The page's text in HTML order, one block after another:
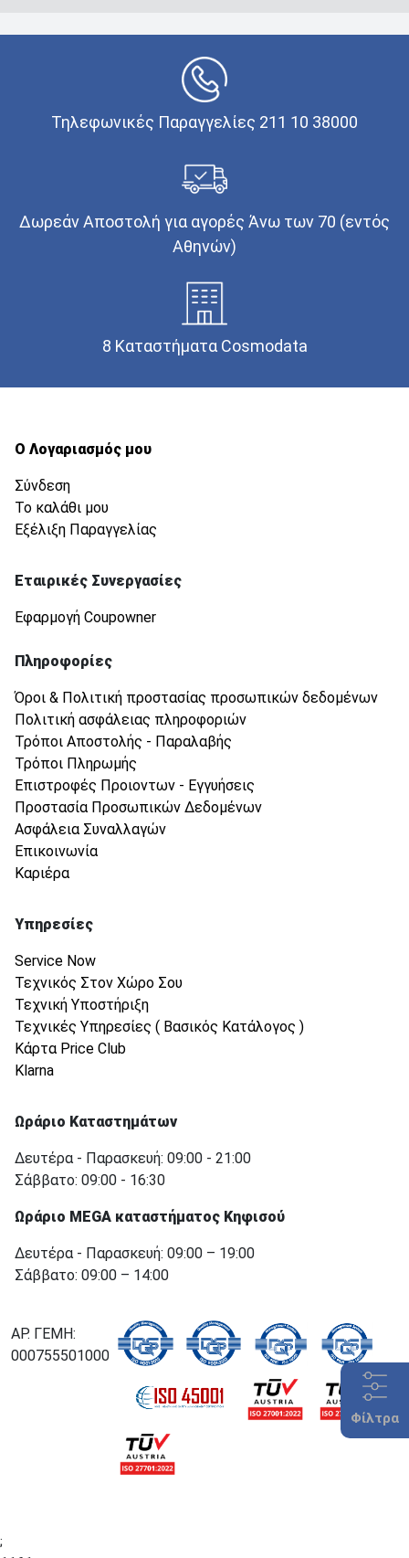
Φίλτρα
Τηλεφωνικές Παραγγελίες 211 10 38000
Δωρεάν Αποστολή για αγορές Άνω των 70 (εντός
Αθηνών)
8 Καταστήματα Cosmodata
Ο Λογαριασμός μου
Σύνδεση
Το καλάθι μου
Εξέλιξη Παραγγελίας
Εταιρικές Συνεργασίες
Εφαρμογή Coupowner
Πληροφορίες
Όροι & Πολιτική προστασίας προσωπικών δεδομένων
Πολιτική ασφάλειας πληροφοριών
Τρόποι Αποστολής - Παραλαβής
Τρόποι Πληρωμής
Επιστροφές Προιοντων - Εγγυήσεις
Προστασία Προσωπικών Δεδομένων
Ασφάλεια Συναλλαγών
Επικοινωνία
Καριέρα
Υπηρεσίες
Service Now
Τεχνικός Στον Χώρο Σου
Τεχνική Υποστήριξη
Τεχνικές Υπηρεσίες ( Βασικός Κατάλογος )
Κάρτα Price Club
Klarna
Ωράριο Καταστημάτων
Δευτέρα - Παρασκευή: 09:00 - 21:00
Σάββατο: 09:00 - 16:30
Ωράριο MEGA καταστήματος Κηφισού
Δευτέρα - Παρασκευή: 09:00 – 19:00
Σάββατο: 09:00 – 14:00
ΑΡ. ΓΕΜΗ:
000755501000
;